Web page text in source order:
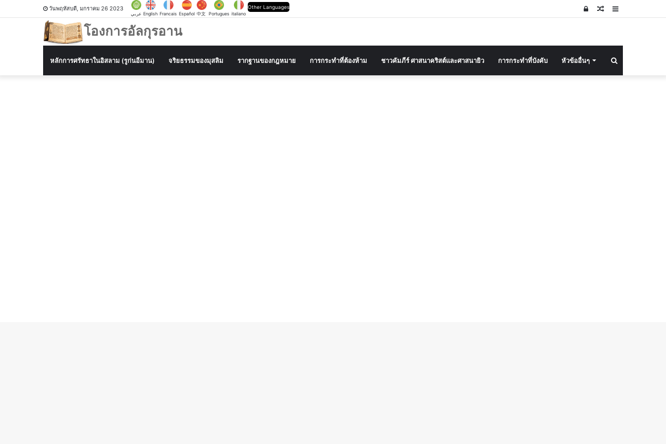
วันพฤหัสบดี, มกราคม 26 2023
عربي English Francais Español 中文 Portugues italiano
Other Languages Random
Log
โองการอัลกุรอาน
หลักการศรัทธาในอิสลาม (รูก่นอีมาน) จริยธรรมของมุสลิม รากฐานของกฎหมาย การกระทำที่ต้องห้าม ชาวคัมภีร์ ศาสนาคริสต์และศาสนายิว การกระทำที่บังคับ หัวข้ออื่นๆ